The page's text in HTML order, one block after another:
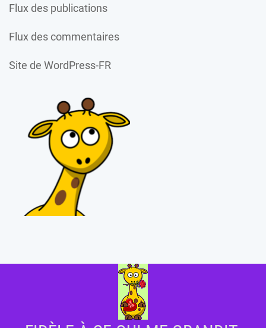
Flux des publications
Flux des commentaires
Site de WordPress-FR